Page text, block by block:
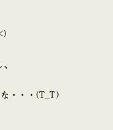
・・・(T_T)